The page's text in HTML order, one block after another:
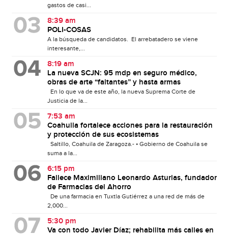
gastos de casi...
8:39 am
POLI-COSAS
A la búsqueda de candidatos. El arrebatadero se viene
interesante,...
8:19 am
La nueva SCJN: 95 mdp en seguro médico,
obras de arte “faltantes” y hasta armas
En lo que va de este año, la nueva Suprema Corte de
Justicia de la...
7:53 am
Coahuila fortalece acciones para la restauración
y protección de sus ecosistemas
Saltillo, Coahuila de Zaragoza.- • Gobierno de Coahuila se
suma a la...
6:15 pm
Fallece Maximiliano Leonardo Asturias, fundador
de Farmacias del Ahorro
De una farmacia en Tuxtla Gutiérrez a una red de más de
2,000...
5:30 pm
Va con todo Javier Díaz; rehabilita más calles en